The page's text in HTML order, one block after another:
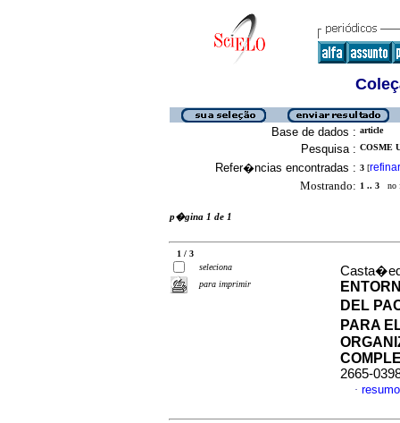
Base de dados : article
Pesquisa : COSME
Refer�ncias encontradas : 3 [refinar
Mostrando: 1 .. 3 no
p�gina 1 de 1
1 / 3
seleciona
para imprimir
DEL
PARA
2665-
·